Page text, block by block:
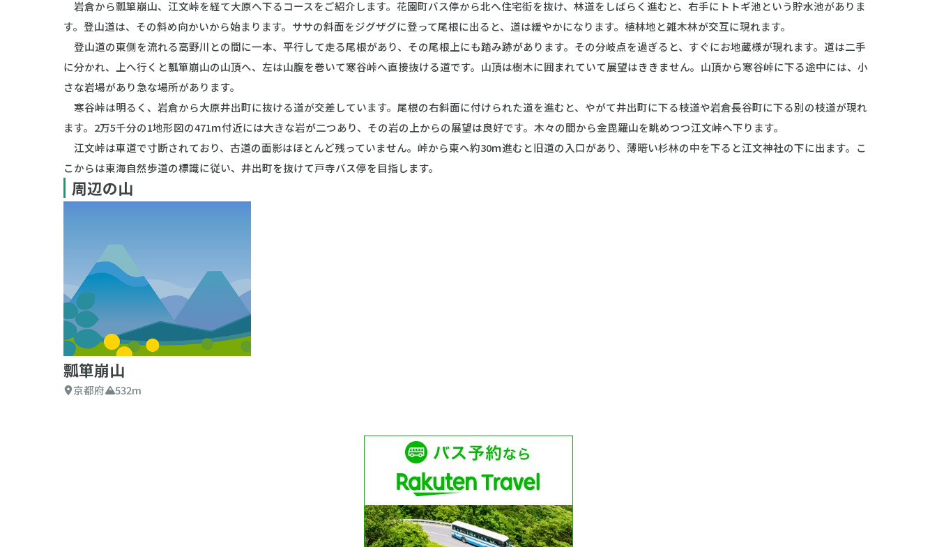
岩倉から瓢箪崩山、江文峠を経て大原へ下るコースをご紹介します。花園町バス停から北へ住宅街を抜け、林道をしばらく進むと、右手にトトギ池という貯水池がありま
す。登山道は、その斜め向かいから始まります。ササの斜面をジグザグに登って尾根に出ると、道は緩やかになります。植林地と雑木林が交互に現れます。
登山道の東側を流れる高野川との間に一本、平行して走る尾根があり、その尾根上にも踏み跡があります。その分岐点を過ぎると、すぐにお地蔵様が現れます。道は二手
に分かれ、上へ行くと瓢箪崩山の山頂へ、左は山腹を巻いて寒谷峠へ直接抜ける道です。山頂は樹木に囲まれていて展望はききません。山頂から寒谷峠に下る途中には、小
さな岩場があり急な場所があります。
寒谷峠は明るく、岩倉から大原井出町に抜ける道が交差しています。尾根の右斜面に付けられた道を進むと、やがて井出町に下る枝道や岩倉長谷町に下る別の枝道が現れ
ます。2万5千分の1地形図の471ｍ付近には大きな岩が二つあり、その岩の上からの展望は良好です。木々の間から金毘羅山を眺めつつ江文峠へ下ります。
江文峠は車道で寸断されており、古道の面影はほとんど残っていません。峠から東へ約30ｍ進むと旧道の入口があり、薄暗い杉林の中を下ると江文神社の下に出ます。こ
こからは東海自然歩道の標識に従い、井出町を抜けて戸寺バス停を目指します。
周辺の山
瓢箪崩山
京都府 532m